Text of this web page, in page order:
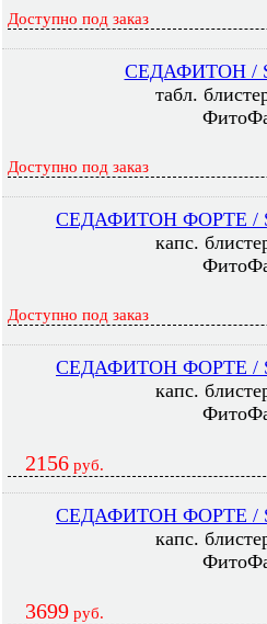
Доступно под заказ
СЕДАФИТОН /
табл.
Доступно под заказ
СЕДАФИТОН ФОРТЕ /
капс.
Доступно под заказ
СЕДАФИТОН ФОРТЕ /
капс.
2156 руб.
СЕДАФИТОН ФОРТЕ /
капс.
3699 руб.